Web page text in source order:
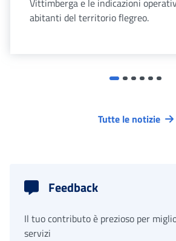
Vittimberga e le indicazioni
abitanti del territorio flegreo.
Tutte le notizie
Feedback
Il tuo contributo è prezioso per
servizi